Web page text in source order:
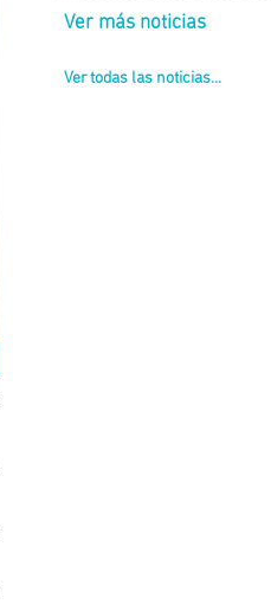
Ver más noticias
Ver todas las noticias...